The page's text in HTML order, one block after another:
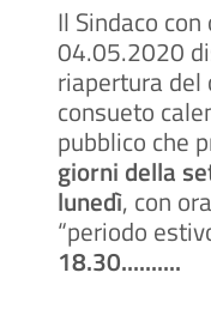
Il Sindaco
04.05.2020
riapertura del
consueto
pubblico che
giorni della
lunedì, con
“periodo
18.30..........